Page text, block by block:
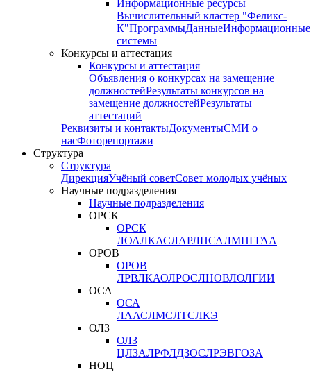
Информационные ресурсы
Вычислительный кластер "Феликс-
К"ПрограммыДанныеИнформационные
системы
Конкурсы и аттестация
Конкурсы и аттестация
Объявления о конкурсах на замещение
должностейРезультаты конкурсов на
замещение должностейРезультаты
аттестаций
Реквизиты и контактыДокументыСМИ о
насФоторепортажи
Структура
Структура
ДирекцияУчёный советСовет молодых учёных
Научные подразделения
Научные подразделения
ОРСК
ОРСК
ЛОАЛКАСЛАРЛПСАЛМПГГАА
ОРОВ
ОРОВ
ЛРВЛКАОЛРОСЛНОВЛОЛГИИ
ОСА
ОСА
ЛААСЛМСЛТСЛКЭ
ОЛЗ
ОЛЗ
ЦЛЗАЛРФЛДЗОСЛРЭВГОЗА
НОЦ